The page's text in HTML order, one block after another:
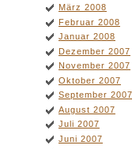
März 2008
Februar 2008
Januar 2008
Dezember 2007
November 2007
Oktober 2007
September 2007
August 2007
Juli 2007
Juni 2007